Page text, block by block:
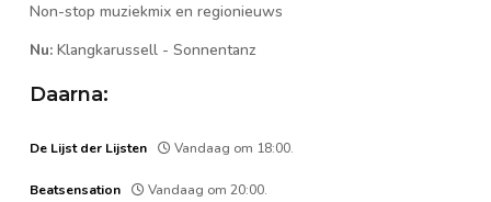
Non-stop muziekmix en regionieuws
Nu: Klangkarussell - Sonnentanz
Daarna:
De Lijst der Lijsten Vandaag om 18:00.
Beatsensation Vandaag om 20:00.